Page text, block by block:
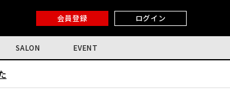
会員登録 ログイン
SALON EVENT